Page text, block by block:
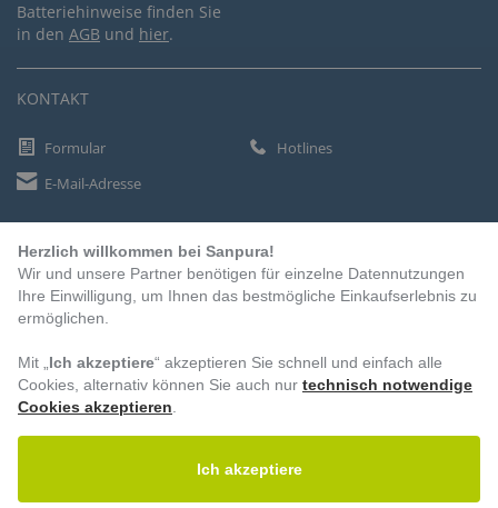
Batteriehinweise finden Sie
in den AGB und hier.
KONTAKT
Formular
Hotlines
E-Mail-Adresse
ZAHLUNGSARTEN
Vorkasse
BESUCHEN SIE UNS
Herzlich willkommen bei Sanpura!
Wir und unsere Partner benötigen für einzelne Datennutzungen
Ihre Einwilligung, um Ihnen das bestmögliche Einkaufserlebnis zu
ermöglichen.
Mit „ Ich akzeptiere“ akzeptieren Sie schnell und einfach alle
Cookies, alternativ können Sie auch nur technisch notwendige
Cookies akzeptieren
Ich akzeptiere